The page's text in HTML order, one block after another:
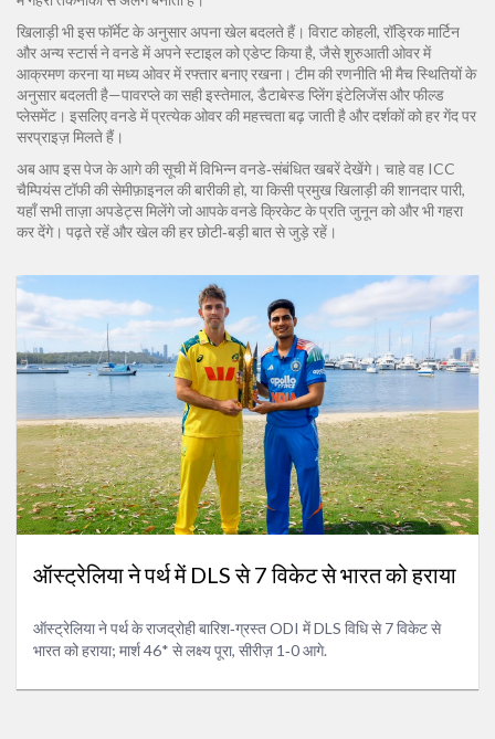
खिलाड़ी भी इस फॉर्मेट के अनुसार अपना खेल बदलते हैं। विराट कोहली, रॉड्रिक मार्टिन
और अन्य स्टार्स ने वनडे में अपने स्टाइल को एडेप्ट किया है, जैसे शुरुआती ओवर में
आक्रमण करना या मध्य ओवर में रफ्तार बनाए रखना। टीम की रणनीति भी मैच स्थितियों के
अनुसार बदलती है—पावरप्ले का सही इस्तेमाल, डैटाबेस्ड प्लेिंग इंटेलिजेंस और फील्ड
प्लेसमेंट। इसलिए वनडे में प्रत्येक ओवर की महत्त्वता बढ़ जाती है और दर्शकों को हर गेंद पर
सरप्राइज़ मिलते हैं।
अब आप इस पेज के आगे की सूची में विभिन्न वनडे‑संबंधित खबरें देखेंगे। चाहे वह ICC
चैम्पियंस टॉफी की सेमीफ़ाइनल की बारीकी हो, या किसी प्रमुख खिलाड़ी की शानदार पारी,
यहाँ सभी ताज़ा अपडेट्स मिलेंगे जो आपके वनडे क्रिकेट के प्रति जुनून को और भी गहरा
कर देंगे। पढ़ते रहें और खेल की हर छोटी‑बड़ी बात से जुड़े रहें।
ऑस्ट्रेलिया ने पर्थ में DLS से 7 विकेट से भारत को हराया
ऑस्ट्रेलिया ने पर्थ के राजद्रोही बारिश‑ग्रस्त ODI में DLS विधि से 7 विकेट से
भारत को हराया; मार्श 46* से लक्ष्य पूरा, सीरीज़ 1‑0 आगे.